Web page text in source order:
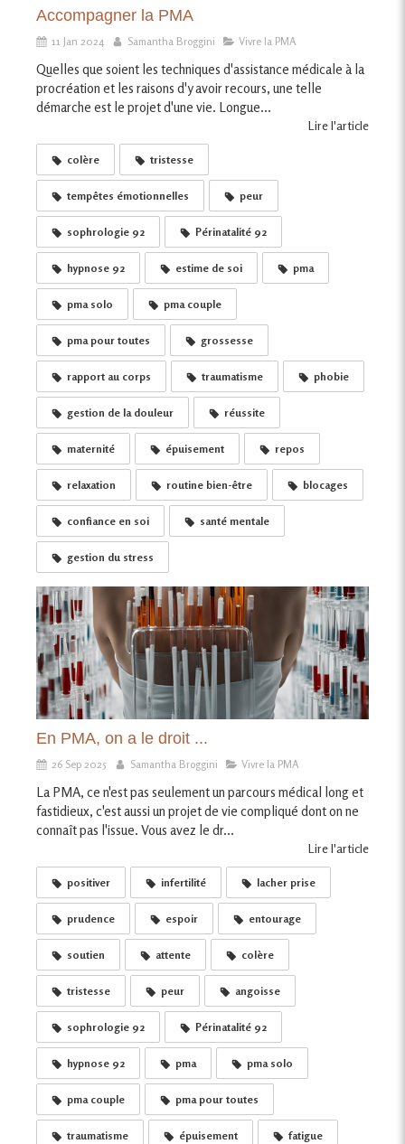
Accompagner la PMA
11 Jan 2024 Samantha Broggini Vivre la PMA
Quelles que soient les techniques d'assistance médicale à la
procréation et les raisons d'y avoir recours, une telle
démarche est le projet d'une vie. Longue...
Lire l'article
colère tristesse
tempêtes émotionnelles peur
sophrologie 92 Périnatalité 92
hypnose 92 estime de soi pma
pma solo pma couple
pma pour toutes grossesse
rapport au corps traumatisme phobie
gestion de la douleur réussite
maternité épuisement repos
relaxation routine bien-être blocages
confiance en soi santé mentale
gestion du stress
En PMA, on a le droit ...
26 Sep 2025 Samantha Broggini Vivre la PMA
La PMA, ce n'est pas seulement un parcours médical long et
fastidieux, c'est aussi un projet de vie compliqué dont on ne
connaît pas l'issue. Vous avez le dr...
Lire l'article
positiver infertilité lacher prise
prudence espoir entourage
soutien attente colère
tristesse peur angoisse
sophrologie 92 Périnatalité 92
hypnose 92 pma pma solo
pma couple pma pour toutes
traumatisme épuisement fatigue